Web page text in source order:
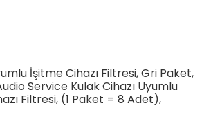
İşitme Cihazı Filtresi, Gri Paket,
Service Kulak Cihazı Uyumlu
Filtresi, (1 Paket = 8 Adet),